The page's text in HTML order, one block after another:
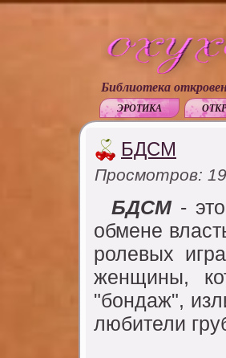
Библиотека
ЭРОТИКА
БДСМ
Просмотров:
БДСМ- это
обмене
ролевых
женщины,
"бондаж",
любители